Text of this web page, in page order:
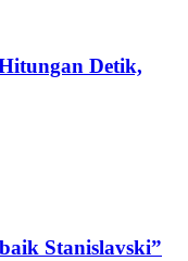
Detik,
Stanislavski”